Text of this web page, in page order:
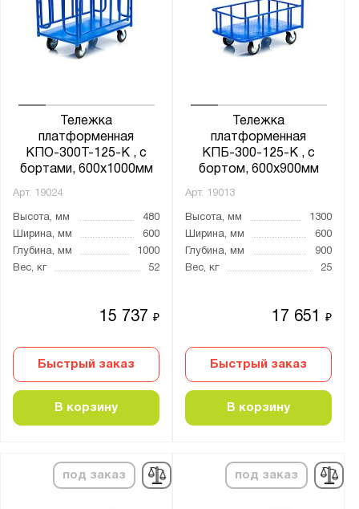
Тележка
платформенная
КПО-300Т-125-К , с
бортами, 600х1000мм
Арт. 19024
Высота, мм
480
Ширина, мм
600
Глубина, мм
1000
Вес, кг
52
15 737₽
Быстрый заказ
В корзину
Тележка
платформенная
КПБ-300-125-К , с
бортом, 600х900мм
Арт. 19013
Высота, мм
1300
Ширина, мм
600
Глубина, мм
900
Вес, кг
25
17 651₽
Быстрый заказ
В корзину
под заказ под заказ
Борт платформы:
Да
Материал колёс:
Литые
Полиуретан
Тип колёс:
пневматические
500x1200
600x900